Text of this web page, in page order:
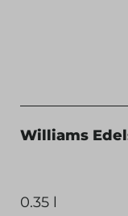
Williams
0.35 l